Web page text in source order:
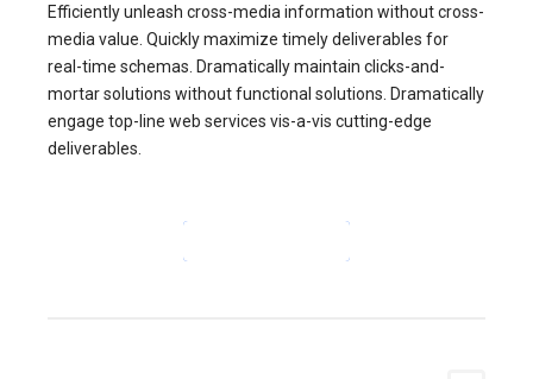
Efficiently unleash cross-media information without cross-
media value. Quickly maximize timely deliverables for
real-time schemas. Dramatically maintain clicks-and-
mortar solutions without functional solutions. Dramatically
engage top-line web services vis-a-vis cutting-edge
deliverables.